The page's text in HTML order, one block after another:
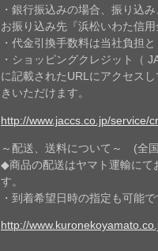
・銀行振込みの場合、振り込
お振り込み先『浜松いわた
・代金引換手数料は当社負担と
・ショッピングクレジット（
に記載されたURLにアクセス
きいただけます。
http://www.jaccs.co.jp/service/
～配送、送料について～ (全
◆商品の配送はヤマト運輸にて
す。
・到着希望日時の指定も可能で
http://